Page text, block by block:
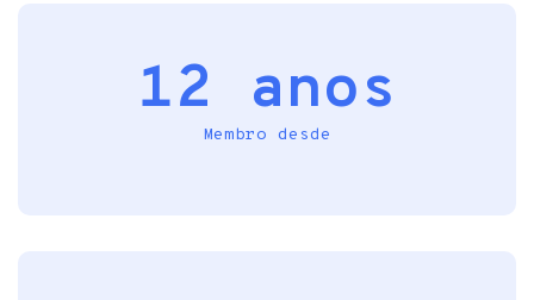
12 anos
Membro desde